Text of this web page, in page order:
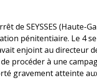
de SEYSSES
pénitentiaire. Le 4
enjoint au directeur
procéder à une
gravement atteinte